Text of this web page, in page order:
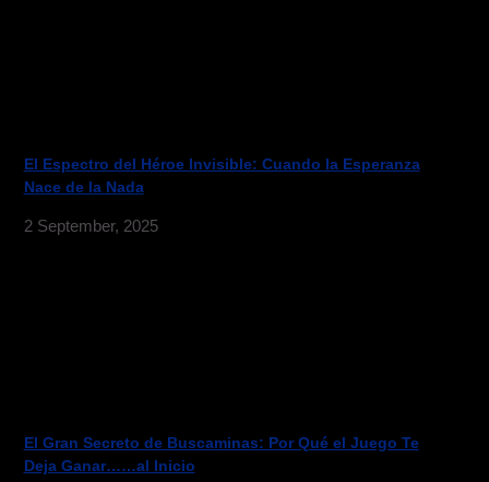
El Espectro del Héroe Invisible: Cuando la Esperanza
Nace de la Nada
2 September, 2025
El Gran Secreto de Buscaminas: Por Qué el Juego Te
Deja Ganar……al Inicio